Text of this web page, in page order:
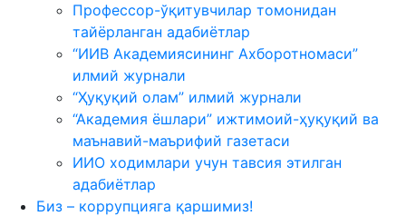
Профессор-ўқитувчилар томонидан
тайёрланган адабиётлар
“ИИВ Академиясининг Ахборотномаси”
илмий журнали
“Ҳуқуқий олам” илмий журнали
“Академия ёшлари” ижтимоий-ҳуқуқий ва
маънавий-маърифий газетаси
ИИО ходимлари учун тавсия этилган
адабиётлар
Биз – коррупцияга қаршимиз!